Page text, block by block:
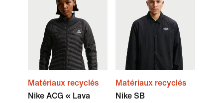
Matériaux recyclés
Nike ACG « Lava
Matériaux recyclés
Nike SB